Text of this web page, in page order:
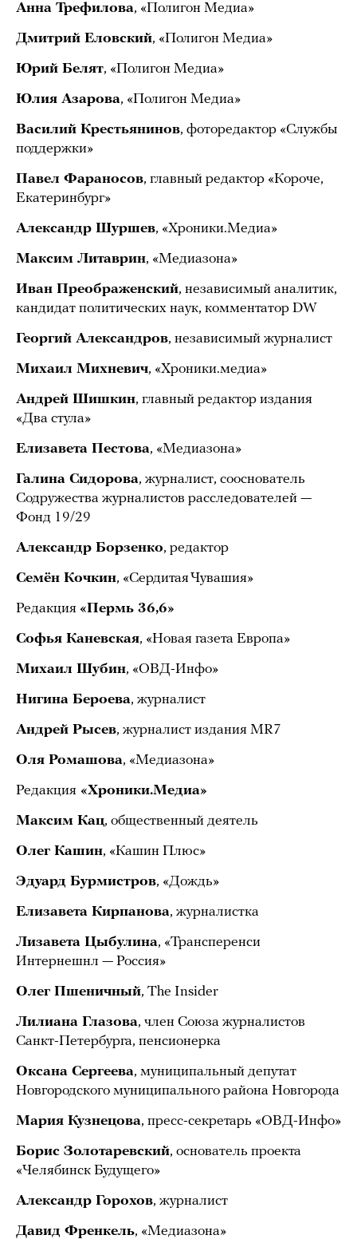
Анна Трефилова, «Полигон Медиа»
Дмитрий Еловский, «Полигон Медиа»
Юрий Белят, «Полигон Медиа»
Юлия Азарова, «Полигон Медиа»
Василий Крестьянинов, фоторедактор «‎Службы
поддержки»‎
Павел Фараносов, главный редактор «Короче,
Екатеринбург»
Александр Шуршев, «Хроники.Медиа»
Максим Литаврин, «Медиазона»
Иван Преображенский, независимый аналитик,
кандидат политических наук, комментатор DW
Георгий Александров, независимый журналист
Михаил Михневич, «Хроники.медиа»
Андрей Шишкин, главный редактор издания
«Два стула»
Елизавета Пестова, «Медиазона»
Галина Сидорова, журналист, сооснователь
Содружества журналистов расследователей —
Фонд 19/29
Александр Борзенко, редактор
Семён Кочкин, «Сердитая Чувашия»
Редакция «Пермь 36,6»
Софья Каневская, «Новая газета Европа»
Михаил Шубин, «ОВД-Инфо»
Нигина Бероева, журналист
Андрей Рысев, журналист издания MR7
Оля Ромашова, «Медиазона»
Редакция «Хроники.Медиа»
Максим Кац, общественный деятель
Олег Кашин, «Кашин Плюс»
Эдуард Бурмистров, «Дождь»
Елизавета Кирпанова, журналистка
Лизавета Цыбулина, «Трансперенси
Интернешнл — Россия»
Олег Пшеничный, The Insider
Лилиана Глазова, член Союза журналистов
Санкт-Петербурга, пенсионерка
Оксана Сергеева, муниципальный депутат
Новгородского муниципального района Новгорода
Мария Кузнецова, пресс-секретарь «ОВД-Инфо»
Борис Золотаревский, основатель проекта
«Челябинск Будущего»
Александр Горохов, журналист
Давид Френкель, «Медиазона»